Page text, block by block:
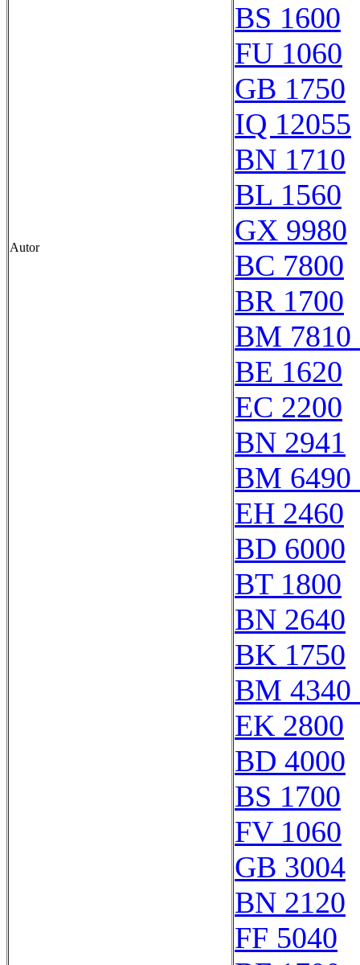
Autor
BS 1600
FU 1060
GB 1750
IQ 12055
BN 1710
BL 1560
GX 9980
BC 7800
BR 1700
BM
BE 1620
EC 2200
BN 2941
BM
EH 2460
BD 6000
BT 1800
BN 2640
BK 1750
BM
EK 2800
BD 4000
BS 1700
FV 1060
GB 3004
BN 2120
FF 5040